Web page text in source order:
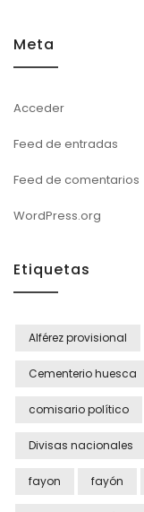
Meta
Acceder
Feed de entradas
Feed de comentarios
WordPress.org
Etiquetas
Alférez provisional
Cementerio huesca
comisario político
Divisas nacionales
fayon fayón